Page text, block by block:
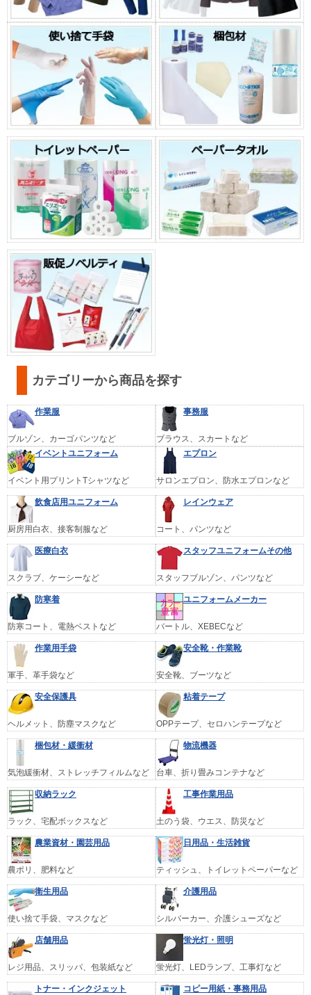
カテゴリーから商品を探す
作業服
ブルゾン、カーゴパンツなど
事務服
ブラウス、スカートなど
イベントユニフォーム
イベント用プリントTシャツなど
エプロン
サロンエプロン、防水エプロンなど
飲食店用ユニフォーム
厨房用白衣、接客制服など
レインウェア
コート、パンツなど
医療白衣
スクラブ、ケーシーなど
スタッフユニフォームその他
スタッフブルゾン、パンツなど
防寒着
防寒コート、電熱ベストなど
ユニフォームメーカー
バートル、XEBECなど
作業用手袋
軍手、革手袋など
安全靴・作業靴
安全靴、ブーツなど
安全保護具
ヘルメット、防塵マスクなど
粘着テープ
OPPテープ、セロハンテープなど
梱包材・緩衝材
気泡緩衝材、ストレッチフィルムなど
物流機器
台車、折り畳みコンテナなど
収納ラック
ラック、宅配ボックスなど
工事作業用品
土のう袋、ウエス、防災など
農業資材・園芸用品
農ポリ、肥料など
日用品・生活雑貨
ティッシュ、トイレットペーパーなど
衛生用品
使い捨て手袋、マスクなど
介護用品
シルバーカー、介護シューズなど
店舗用品
レジ用品、スリッパ、包装紙など
蛍光灯・照明
蛍光灯、LEDランプ、工事灯など
トナー・インクジェット コピー用紙・事務用品